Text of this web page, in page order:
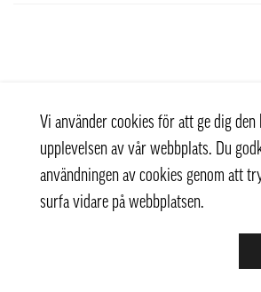
Vi använder cookies för att ge dig den
upplevelsen av vår webbplats. Du
användningen av cookies genom att
surfa vidare på webbplatsen.